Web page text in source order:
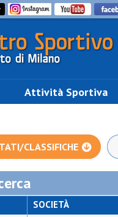
Attività Sportiva
CLASSIFICHE
SOCIETÀ